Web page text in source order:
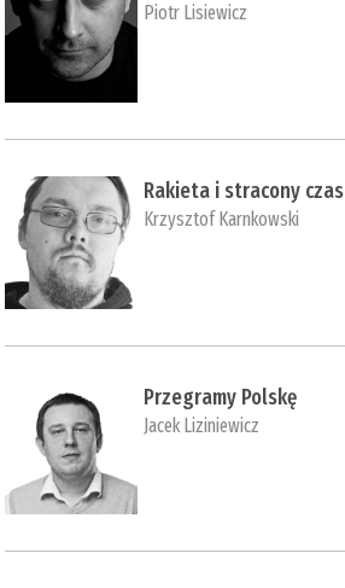
Piotr Lisiewicz
Rakieta i stracony czas
Krzysztof Karnkowski
Przegramy Polskę
Jacek Liziniewicz